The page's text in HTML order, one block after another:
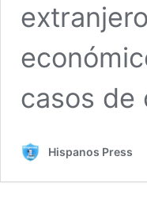
casos de
Hispanos Press